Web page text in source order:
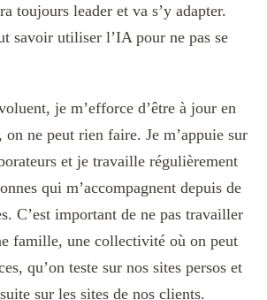
toujours leader et va s’y adapter.
savoir utiliser l’IA pour ne pas se
je m’efforce d’être à jour en
on ne peut rien faire. Je m’appuie sur
et je travaille régulièrement
qui m’accompagnent depuis de
C’est important de ne pas travailler
famille, une collectivité où on peut
qu’on teste sur nos sites persos et
sur les sites de nos clients.